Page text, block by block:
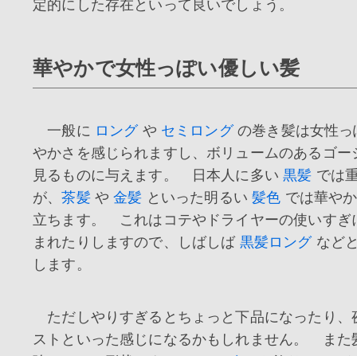
定的にした存在といって良いでしょう。
華やかで女性っぽい優しい髪
一般に ロングや セミロングの巻き髪は女性っ
やかさを感じられますし、ボリュームのあるゴー
見るものに与えます。 日本人に多い黒髪 では
が、茶髪や金髪 といった明るい髪色 では華や
立ちます。 これはコテやドライヤーの使いすぎ
まれたりしますので、しばしば 黒髪ロングなど
します。
ただしやりすぎるとちょっと下品になったり、
ストといった感じになるかもしれません。 また